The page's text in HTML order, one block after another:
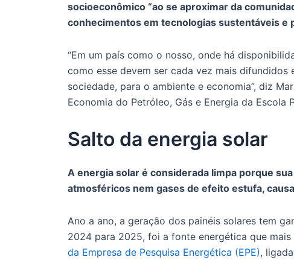
socioeconômico “ao se aproximar da
conhecimentos em tecnologias sustentáveis e
“Em um país como o nosso, onde há
como esse devem ser cada vez mais
sociedade, para o ambiente e economia”, diz
Economia do Petróleo, Gás e Energia da Escola
Salto da energia solar
A energia solar é considerada limpa porque
atmosféricos nem gases de efeito estufa,
Ano a ano, a geração dos painéis solares tem
2024 para 2025, foi a fonte energética que mais
da Empresa de Pesquisa Energética (EPE),